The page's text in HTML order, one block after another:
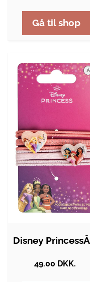
Gå til shop
49.00 DKK.